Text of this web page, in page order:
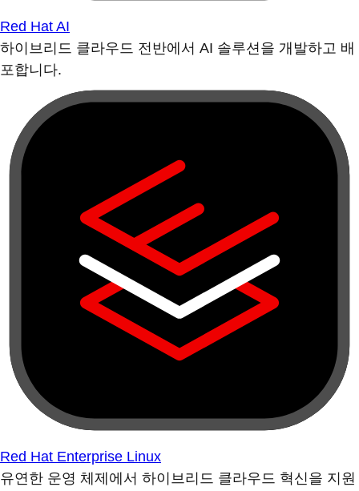
Red Hat AI
하이브리드 클라우드 전반에서 AI 솔루션을 개발하고 배
포합니다.
Red Hat Enterprise Linux
유연한 운영 체제에서 하이브리드 클라우드 혁신을 지원